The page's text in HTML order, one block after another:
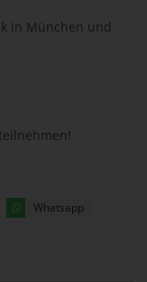
in München und
Whatsapp